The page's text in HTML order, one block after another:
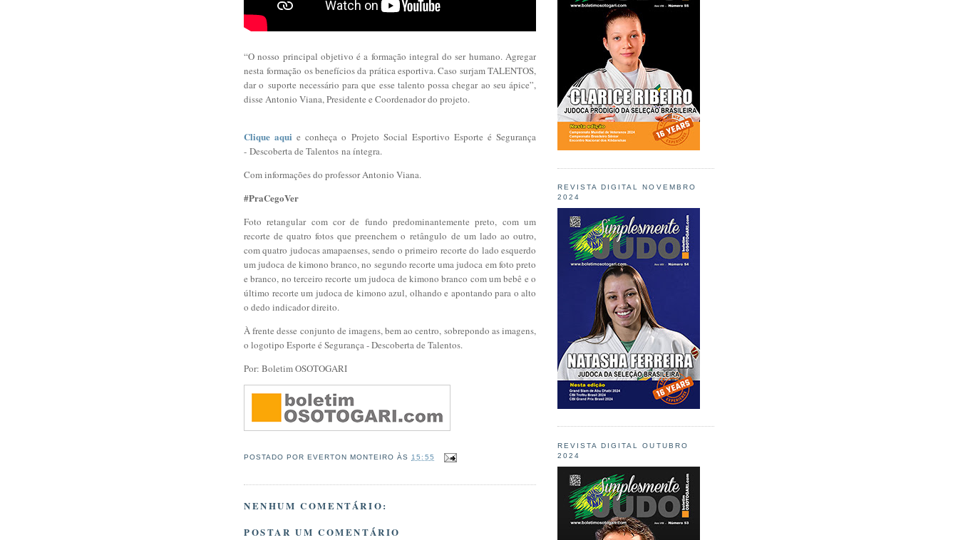
“O nosso principal objetivo é a formação integral do ser humano. Agregar
nestaformação os benefícios da prática esportiva. Caso surjam TALENTOS,
dar o suporte necessário para que esse talento possa chegar ao seu ápice”,
disse Antonio Viana, Presidente e Coordenador do projeto.
Clique aqui e conheça o Projeto Social Esportivo Esporte é Segurança
- Descoberta de Talentos na íntegra.
Com informações do professor Antonio Viana.
#PraCegoVer
Foto retangular com cor de fundo predominantemente preto, com um
recorte de quatro fotos que preenchem o retângulo de um lado ao outro,
com quatro judocas amapaenses, sendo o primeiro recorte do lado esquerdo
um judoca de kimono branco, no segundo recorte uma judoca em foto preto
e branco, no terceiro recorte um judoca de kimono branco com um bebê e o
último recorte um judoca de kimono azul, olhando e apontando para o alto
o dedo indicador direito.
À frente desse conjunto de imagens, bem ao centro, sobrepondo as imagens,
o logotipo Esporte é Segurança - Descoberta de Talentos.
Por: Boletim OSOTOGARI
POSTADO POR EVERTON MONTEIRO ÀS15:55
NENHUM COMENTÁRIO:
POSTAR UM COMENTÁRIO
REVISTA DIGITAL NOVEMBRO
2024
REVISTA DIGITAL OUTUBRO
2024